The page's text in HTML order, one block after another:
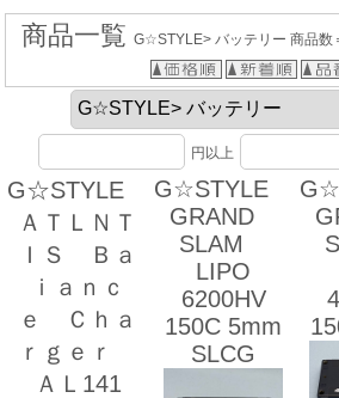
商品一覧G☆STYLE> バッテリー 商品数
円以上
G☆STYLE
ＡＴＬＮＴ
ＩＳ Ｂａ
ｉａｎｃ
ｅ Ｃｈａ
ｒｇｅｒ
ＡＬ141
G☆STYLE
GRAND
SLAM
LIPO
6200HV
150C 5mm
SLCG